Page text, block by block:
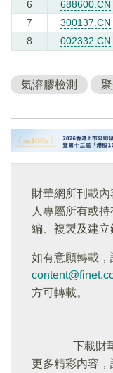
6
688600.CN
7
300137.CN
8
002332.CN
氣溶膠檢測
財華網所刊載
人專屬所有或
編、複製及建立
如有意願轉載，
方可轉載。
下載財
更多精彩内容，